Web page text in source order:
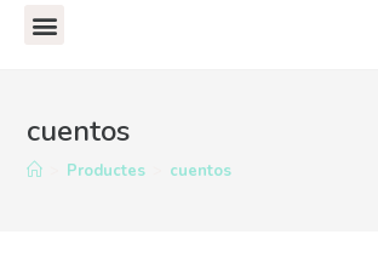
cuentos
Productes cuentos